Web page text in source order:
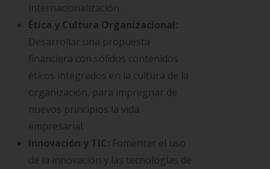
internacionalización.
Ética y Cultura Organizacional:
Desarrollar una propuesta
financiera con sólidos contenidos
éticos integrados en la cultura de la
organización, para impregnar de
nuevos principios la vida
empresarial.
Innovación y TIC: Fomentar el uso
de la innovación y las tecnologías de